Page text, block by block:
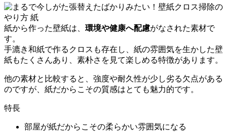
紙から作った壁紙は、 環境や健康へ配慮がなされた素材で
す。
手漉き和紙で作るクロスも存在し、紙の雰囲気を生かした壁
紙もたくさんあり、素朴さを見て楽しめる特徴があります。
他の素材と比較すると、強度や耐久性が少し劣る欠点がある
のですが、紙だからこその質感はとても魅力的です。
特長
部屋が紙だからこその柔らかい雰囲気になる